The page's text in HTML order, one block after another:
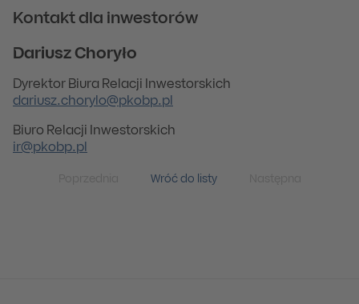
Kontakt dla inwestorów
Dariusz Choryło
Dyrektor Biura Relacji Inwestorskich
dariusz.chorylo@pkobp.pl
Biuro Relacji Inwestorskich
ir@pkobp.pl
Wróć do listy